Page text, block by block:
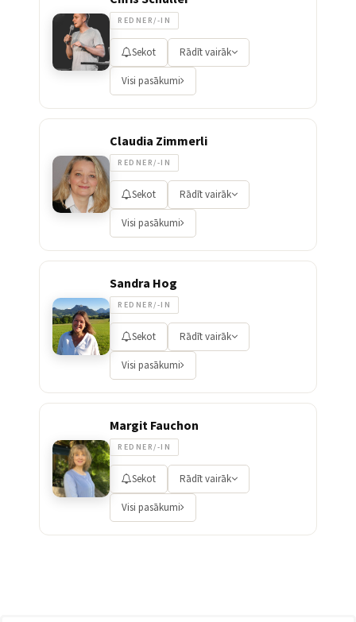
REDNER/-IN
Sekot Rādīt vairāk
Visi pasākumi
Claudia Zimmerli
REDNER/-IN
Sekot Rādīt vairāk
Visi pasākumi
Sandra Hog
REDNER/-IN
Sekot Rādīt vairāk
Visi pasākumi
Margit Fauchon
REDNER/-IN
Sekot Rādīt vairāk
Visi pasākumi